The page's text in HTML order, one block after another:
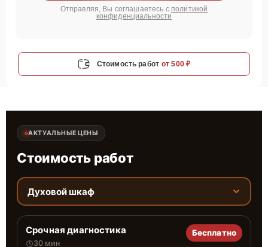
Отправляя, Вы соглашаетесь с политикой
конфиденциальности
Стоимость работ от 500 ₽
АКТУАЛЬНЫЕ ЦЕНЫ
Стоимость работ
Духовой шкаф
Срочная диагностика
30 мин
Бесплатно